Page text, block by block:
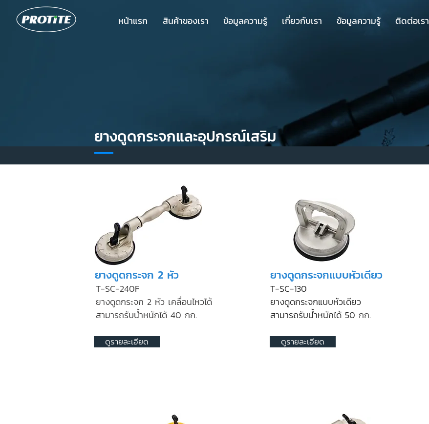
หน้าแรก สินค้าของเรา ข้อมูลความรู้ เกี่ยวกับเรา ข้อมูลความรู้ ติดต่อเรา
ยางดูดกระจกและอุปกรณ์เสริม
ยางดูดกระจก 2 หัว
T-SC-240F
ยางดูดกระจก 2 หัว เคลื่อนไหวได้
สามารถรับน้ำหนักได้ 40 กก.
ดูรายละเอียด
ยางดูดกระจกแบบหัวเดียว
T-SC-130
ยางดูดกระจกแบบหัวเดียว
สามารถรับน้ำหนักได้ 50 กก.
ดูรายละเอียด